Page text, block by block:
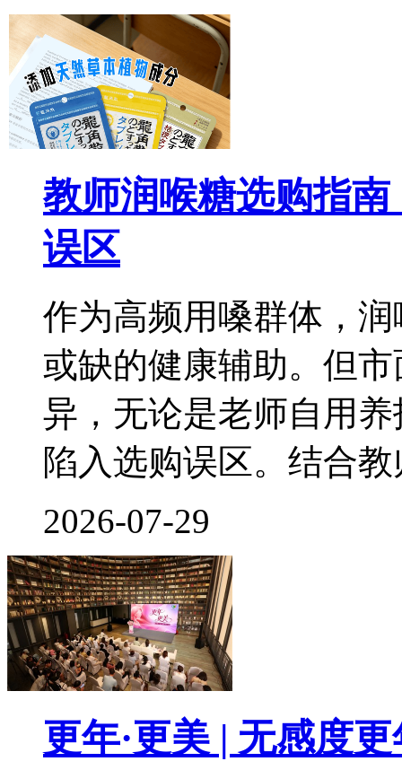
教师润喉糖选购指
误区
作为高频用嗓群体，
或缺的健康辅助。但
异，无论是老师自用
陷入选购误区。结合
2026-07-29
更年·更美 | 无感度